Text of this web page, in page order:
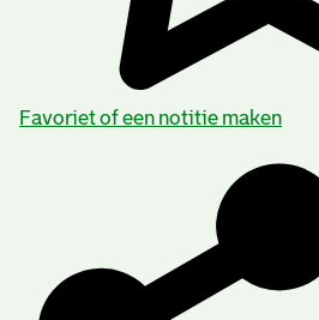
Favoriet of een notitie maken